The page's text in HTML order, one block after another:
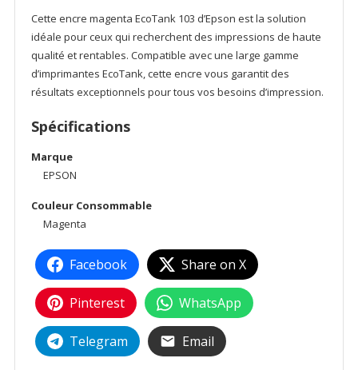
Cette encre magenta EcoTank 103 d’Epson est la solution
idéale pour ceux qui recherchent des impressions de haute
qualité et rentables. Compatible avec une large gamme
d’imprimantes EcoTank, cette encre vous garantit des
résultats exceptionnels pour tous vos besoins d’impression.
Spécifications
Marque
EPSON
Couleur Consommable
Magenta
Facebook Share on X
Pinterest WhatsApp
Telegram Email